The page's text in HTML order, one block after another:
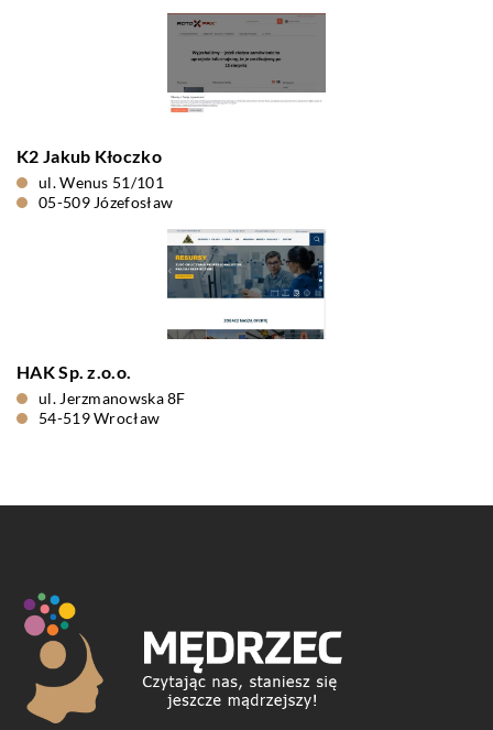
K2 Jakub Kłoczko
ul. Wenus 51/101
05-509 Józefosław
HAK Sp. z.o.o.
ul. Jerzmanowska 8F
54-519 Wrocław